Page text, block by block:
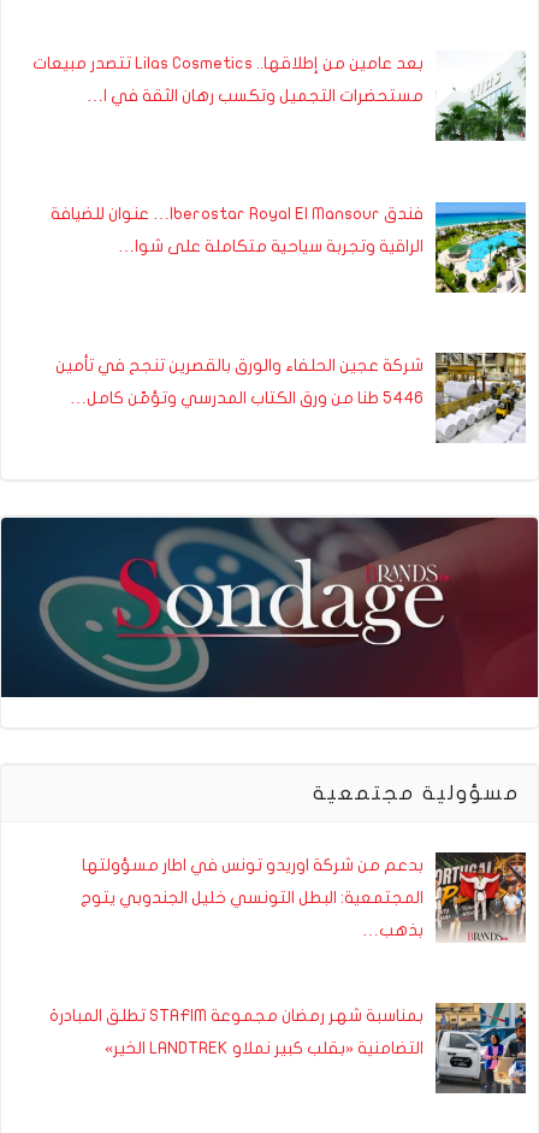
بعد عامين من إطلاقها.. Lilas Cosmetics تتصدر مبيعات
مستحضرات التجميل وتكسب رهان الثقة في ا…
فندق Iberostar Royal El Mansour… عنوان للضيافة
الراقية وتجربة سياحية متكاملة على شوا…
شركة عجين الحلفاء والورق بالقصرين تنجح في تأمين
5446 طنا من ورق الكتاب المدرسي وتؤمّن كامل…
مسؤولية مجتمعية
بدعم من شركة اوريدو تونس في اطار مسؤولتها
المجتمعية: البطل التونسي خليل الجندوبي يتوج
بذهب…
بمناسبة شهر رمضان مجموعة STAFIM تطلق المبادرة
التضامنية «بقلب كبير نملاو LANDTREK الخير»